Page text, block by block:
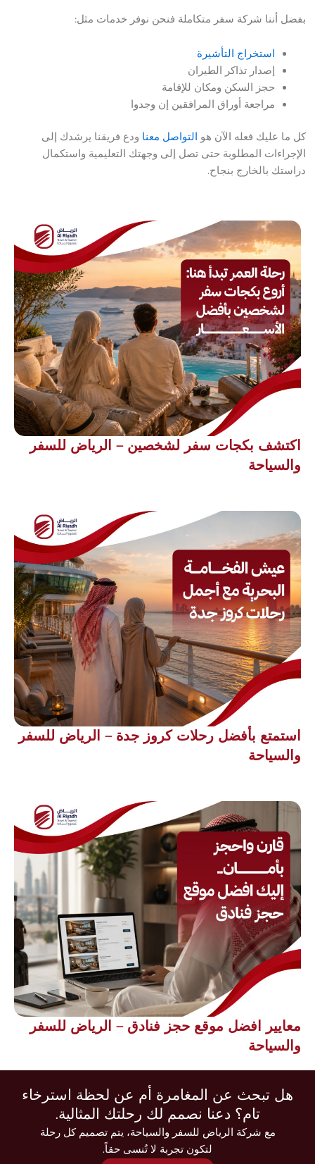
بفضل أننا شركة سفر متكاملة فنحن نوفر خدمات مثل:
استخراج التأشيرة
إصدار تذاكر الطيران
حجز السكن ومكان للإقامة
مراجعة أوراق المرافقين إن وجدوا
كل ما عليك فعله الآن هو التواصل معنا ودع فريقنا يرشدك إلى
الإجراءات المطلوبة حتى تصل إلى وجهتك التعليمية واستكمال
دراستك بالخارج بنجاح.
اكتشف بكجات سفر لشخصين – الرياض للسفر
والسياحة
استمتع بأفضل رحلات كروز جدة – الرياض للسفر
والسياحة
معايير افضل موقع حجز فنادق – الرياض للسفر
والسياحة
هل تبحث عن المغامرة أم عن لحظة استرخاء
تام؟ دعنا نصمم لك رحلتك المثالية.
مع شركة الرياض للسفر والسياحة، يتم تصميم كل رحلة
لتكون تجربة لا تُنسى حقاً.